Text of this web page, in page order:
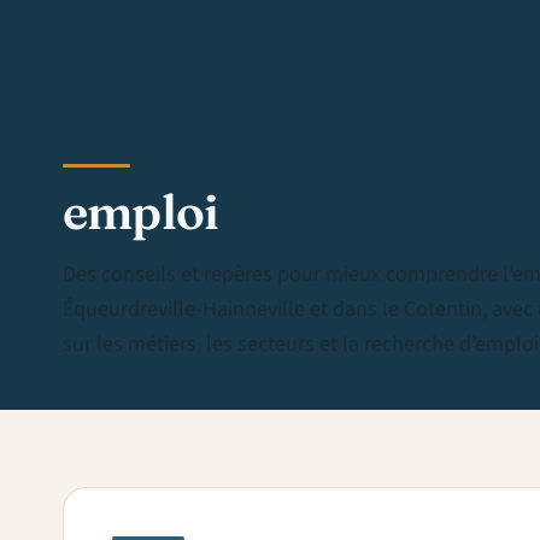
emploi
Des conseils et repères pour mieux comprendre
Équeurdreville-Hainneville et dans le Cotentin,
sur les métiers, les secteurs et la recherche